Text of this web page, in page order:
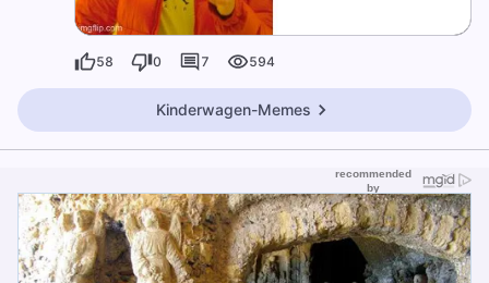
58 0 7 594
Kinderwagen-Memes